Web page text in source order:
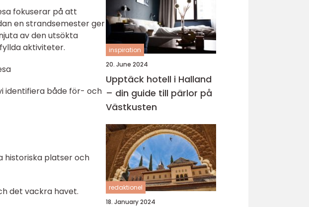
fokuserar på att
en strandsemester ger
av den utsökta
aktiviteter.
identifiera både för- och
historiska platser och
det vackra havet.
inspiration
20. June 2024
Upptäck hotell i Halland
– din guide till pärlor på
Västkusten
redaktionel
18. January 2024